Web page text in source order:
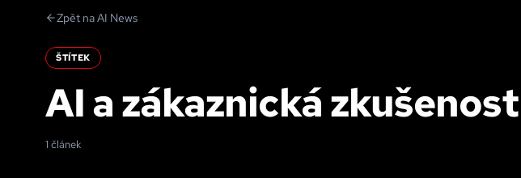
Zpět na AI News
ŠTÍTEK
AI a zákaznická zkušenost
1 článek